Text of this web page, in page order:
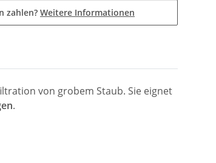
zahlen? Weitere Informationen
von grobem Staub. Sie eignet
.